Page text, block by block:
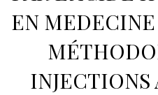
EN
INJECTIONS